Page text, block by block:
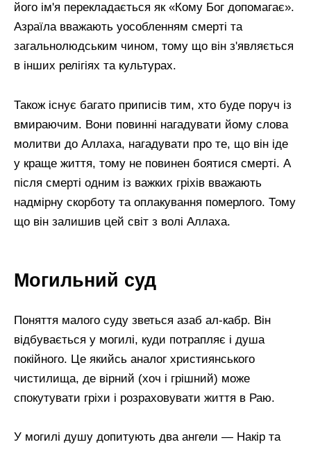
його ім'я перекладається як «Кому Бог допомагає».
Азраїла вважають уособленням смерті та
загальнолюдським чином, тому що він з'являється
в інших релігіях та культурах.
Також існує багато приписів тим, хто буде поруч із
вмираючим. Вони повинні нагадувати йому слова
молитви до Аллаха, нагадувати про те, що він іде
у краще життя, тому не повинен боятися смерті. А
після смерті одним із важких гріхів вважають
надмірну скорботу та оплакування померлого. Тому
що він залишив цей світ з волі Аллаха.
Могильний суд
Поняття малого суду зветься азаб ал-кабр. Він
відбувається у могилі, куди потрапляє і душа
покійного. Це якийсь аналог християнського
чистилища, де вірний (хоч і грішний) може
спокутувати гріхи і розраховувати життя в Раю.
У могилі душу допитують два ангели — Накір та